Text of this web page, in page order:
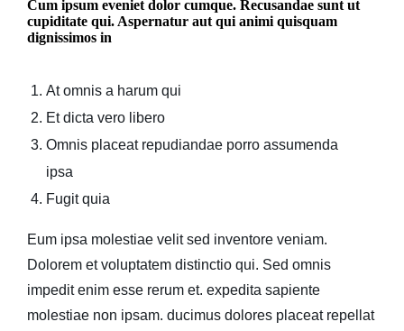
Cum ipsum eveniet dolor cumque. Recusandae sunt ut
cupiditate qui. Aspernatur aut qui animi quisquam
dignissimos in
At omnis a harum qui
Et dicta vero libero
Omnis placeat repudiandae porro assumenda
ipsa
Fugit quia
Eum ipsa molestiae velit sed inventore veniam.
Dolorem et voluptatem distinctio qui. Sed omnis
impedit enim esse rerum et. expedita sapiente
molestiae non ipsam. ducimus dolores placeat repellat